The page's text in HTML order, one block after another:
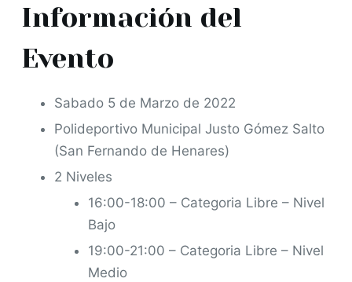
Información del
Evento
Sabado 5 de Marzo de 2022
Polideportivo Municipal Justo Gómez Salto
(San Fernando de Henares)
2 Niveles
16:00-18:00 – Categoria Libre – Nivel
Bajo
19:00-21:00 – Categoria Libre – Nivel
Medio